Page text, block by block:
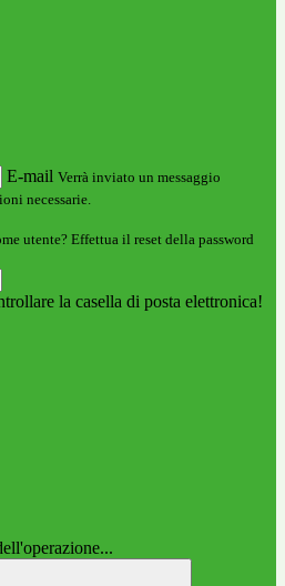
E-mail Verrà inviato un messaggio
necessarie.
utente? Effettua il reset della password
la casella di posta elettronica!